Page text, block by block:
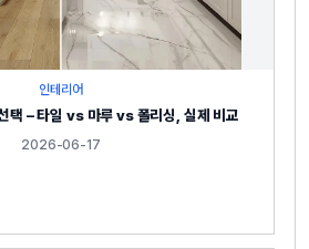
인테리어
택 – 타일 vs 마루 vs 폴리싱, 실제 비교
2026-06-17